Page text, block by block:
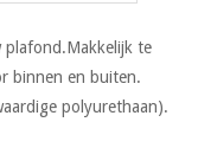
te
binnen en buiten.
polyurethaan).